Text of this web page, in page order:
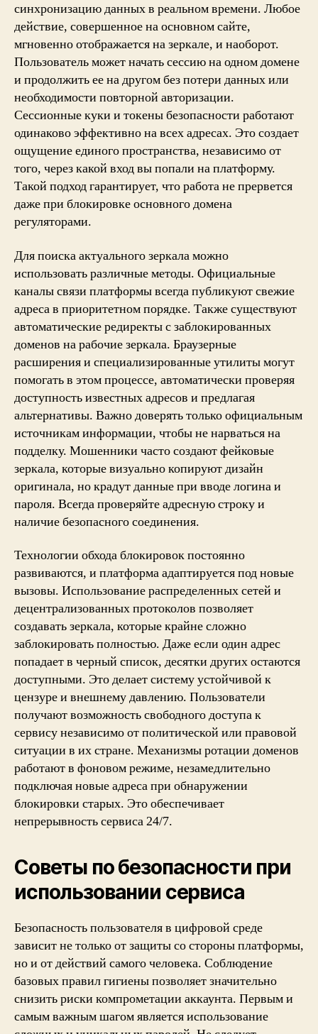
синхронизацию данных в реальном времени. Любое
действие, совершенное на основном сайте,
мгновенно отображается на зеркале, и наоборот.
Пользователь может начать сессию на одном домене
и продолжить ее на другом без потери данных или
необходимости повторной авторизации.
Сессионные куки и токены безопасности работают
одинаково эффективно на всех адресах. Это создает
ощущение единого пространства, независимо от
того, через какой вход вы попали на платформу.
Такой подход гарантирует, что работа не прервется
даже при блокировке основного домена
регуляторами.
Для поиска актуального зеркала можно
использовать различные методы. Официальные
каналы связи платформы всегда публикуют свежие
адреса в приоритетном порядке. Также существуют
автоматические редиректы с заблокированных
доменов на рабочие зеркала. Браузерные
расширения и специализированные утилиты могут
помогать в этом процессе, автоматически проверяя
доступность известных адресов и предлагая
альтернативы. Важно доверять только официальным
источникам информации, чтобы не нарваться на
подделку. Мошенники часто создают фейковые
зеркала, которые визуально копируют дизайн
оригинала, но крадут данные при вводе логина и
пароля. Всегда проверяйте адресную строку и
наличие безопасного соединения.
Технологии обхода блокировок постоянно
развиваются, и платформа адаптируется под новые
вызовы. Использование распределенных сетей и
децентрализованных протоколов позволяет
создавать зеркала, которые крайне сложно
заблокировать полностью. Даже если один адрес
попадает в черный список, десятки других остаются
доступными. Это делает систему устойчивой к
цензуре и внешнему давлению. Пользователи
получают возможность свободного доступа к
сервису независимо от политической или правовой
ситуации в их стране. Механизмы ротации доменов
работают в фоновом режиме, незамедлительно
подключая новые адреса при обнаружении
блокировки старых. Это обеспечивает
непрерывность сервиса 24/7.
Советы по безопасности при
использовании сервиса
Безопасность пользователя в цифровой среде
зависит не только от защиты со стороны платформы,
но и от действий самого человека. Соблюдение
базовых правил гигиены позволяет значительно
снизить риски компрометации аккаунта. Первым и
самым важным шагом является использование